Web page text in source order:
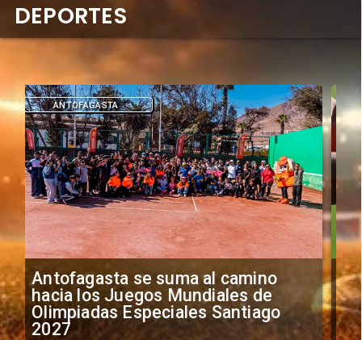
"Falta de profesionalismo": Sifup
anuncia medidas por situación
irregular de futbolistas
extranjeros
DEPORTES
DEPORTES